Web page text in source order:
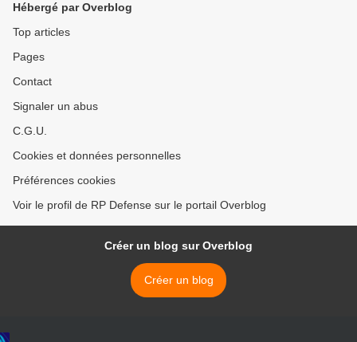
Hébergé par Overblog
Top articles
Pages
Contact
Signaler un abus
C.G.U.
Cookies et données personnelles
Préférences cookies
Voir le profil de RP Defense sur le portail Overblog
Créer un blog sur Overblog
Créer un blog